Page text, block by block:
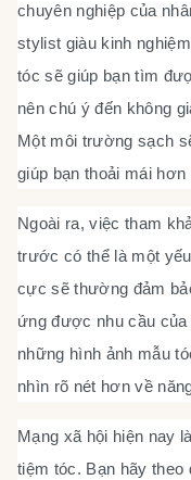
chuyên nghiệp của
stylist giàu kinh
tóc sẽ giúp bạn tìm
nên chú ý đến không
Một môi trường sạch
giúp bạn thoải mái
Ngoài ra, việc tham
trước có thể là một
cực sẽ thường đảm
ứng được nhu cầu
những hình ảnh mẫu
nhìn rõ nét hơn về
Mạng xã hội hiện nay
tiệm tóc. Bạn hãy